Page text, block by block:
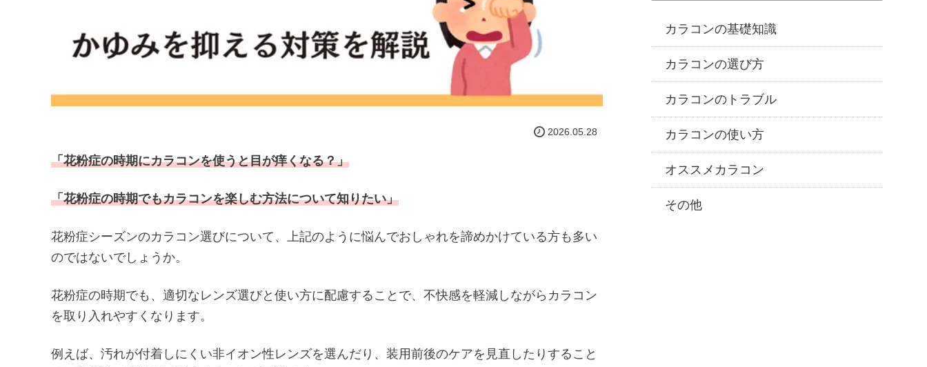
2026.05.28
「花粉症の時期にカラコンを使うと目が痒くなる？」
「花粉症の時期でもカラコンを楽しむ方法について知りたい」
花粉症シーズンのカラコン選びについて、上記のように悩んでおしゃれを諦めかけている方も多い
のではないでしょうか。
花粉症の時期でも、適切なレンズ選びと使い方に配慮することで、不快感を軽減しながらカラコン
を取り入れやすくなります。
例えば、汚れが付着しにくい非イオン性レンズを選んだり、装用前後のケアを見直したりすること
カラコンの基礎知識
カラコンの選び方
カラコンのトラブル
カラコンの使い方
オススメカラコン
その他